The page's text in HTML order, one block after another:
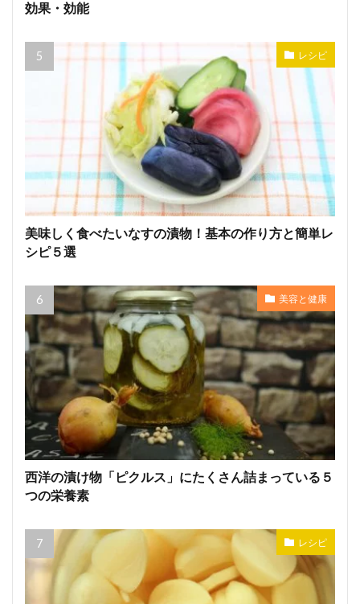
効果・効能
レシピ
美味しく食べたいなすの漬物！基本の作り方と簡単レ
シピ５選
美容と健康
西洋の漬け物「ピクルス」にたくさん詰まっている５
つの栄養素
レシピ